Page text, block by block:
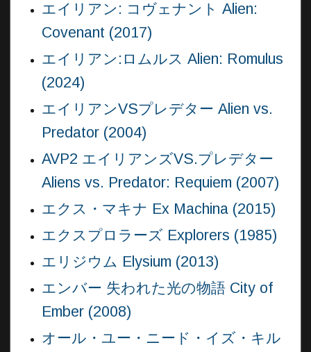
エイリアン: コヴェナント Alien:
Covenant (2017)
エイリアン:ロムルス Alien: Romulus
(2024)
エイリアンVSプレデター Alien vs.
Predator (2004)
AVP2 エイリアンズVS.プレデター
Aliens vs. Predator: Requiem (2007)
エクス・マキナ Ex Machina (2015)
エクスプロラーズ Explorers (1985)
エリジウム Elysium (2013)
エンバー 失われた光の物語 City of
Ember (2008)
オール・ユー・ニード・イズ・キル